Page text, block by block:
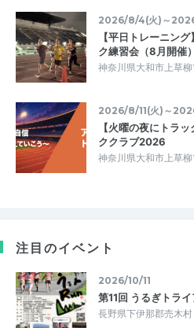
2026/8/4(火)～
【平日トレーニン
ク練習会（8月開催）
神奈川県大和市上草
2026/8/11(火)～
【火曜の夜にトラ
ククラブ2026
神奈川県大和市上草
注目のイベント
2026/10/11
第11回 うるぎトラ
長野県下伊那郡売木村